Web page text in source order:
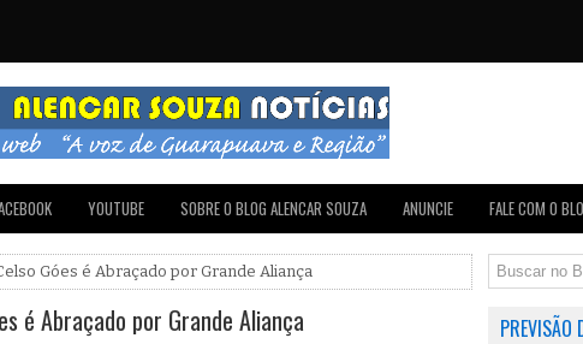
YOUTUBE SOBRE O BLOG ALENCAR SOUZA ANUNCIE FALE COM O
Góes é Abraçado por Grande Aliança
é Abraçado por Grande Aliança PREVISÃO